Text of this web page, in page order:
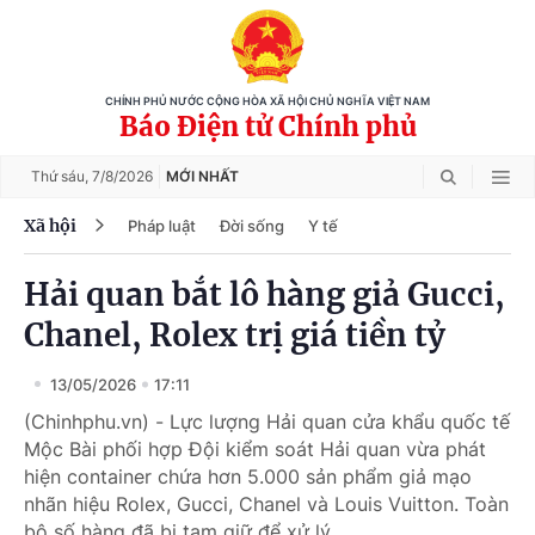
CHÍNH PHỦ NƯỚC CỘNG HÒA XÃ HỘI CHỦ NGHĨA VIỆT NAM
Báo Điện tử Chính phủ
Thứ sáu, 7/8/2026 MỚI NHẤT
Xã hội Pháp luật Đời sống Y tế
Hải quan bắt lô hàng giả Gucci,
Chanel, Rolex trị giá tiền tỷ
13/05/2026 17:11
(Chinhphu.vn) - Lực lượng Hải quan cửa khẩu quốc tế
Mộc Bài phối hợp Đội kiểm soát Hải quan vừa phát
hiện container chứa hơn 5.000 sản phẩm giả mạo
nhãn hiệu Rolex, Gucci, Chanel và Louis Vuitton. Toàn